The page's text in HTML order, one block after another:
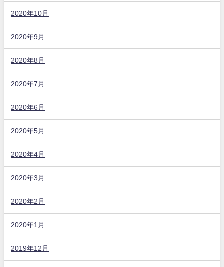
2020年10月
2020年9月
2020年8月
2020年7月
2020年6月
2020年5月
2020年4月
2020年3月
2020年2月
2020年1月
2019年12月